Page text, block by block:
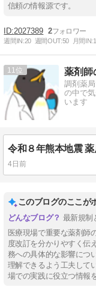
信頼の情報源です。
2027389 2
週間IN:20 週間OUT:50 月間IN:
11 薬剤師
調剤薬
の中で
います
令和８年熊本地震
4日前
このブログのここが
最新規制
医療現場で重要な薬剤師
度改訂を分かりやすく伝
務への具体的な影響につ
理解できるよう工夫して
場での実践に役立つ情報